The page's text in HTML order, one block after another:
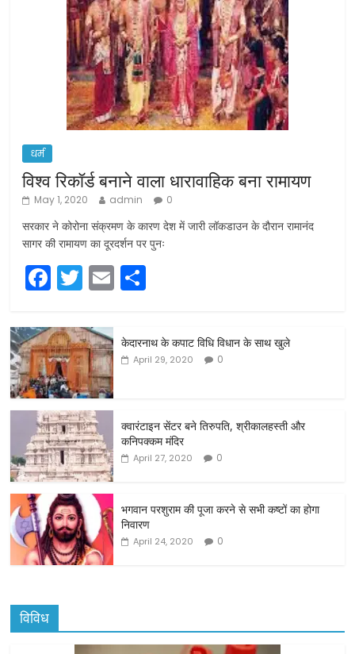
धर्म
विश्व रिकॉर्ड बनाने वाला धारावाहिक बना रामायण
May 1, 2020 admin 0
सरकार ने कोरोना संक्रमण के कारण देश में जारी लॉकडाउन के दौरान रामानंद
सागर की रामायण का दूरदर्शन पर पुनः
F
a
c
e
b
o
o
k
T
w
itt
er
E
m
ai ar
e
केदारनाथ के कपाट विधि विधान के साथ खुले
April 29, 2020 0
क्वारंटाइन सेंटर बने तिरुपति, श्रीकालहस्ती और
कनिपक्कम मंदिर
April 27, 2020 0
भगवान परशुराम की पूजा करने से सभी कष्टों का होगा
निवारण
April 24, 2020 0
विविध